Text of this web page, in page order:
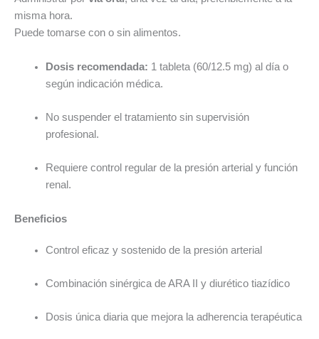
misma hora.
Puede tomarse con o sin alimentos.
Dosis recomendada: 1 tableta (60/12.5 mg) al día o
según indicación médica.
No suspender el tratamiento sin supervisión
profesional.
Requiere control regular de la presión arterial y función
renal.
Beneficios
Control eficaz y sostenido de la presión arterial
Combinación sinérgica de ARA II y diurético tiazídico
Dosis única diaria que mejora la adherencia terapéutica